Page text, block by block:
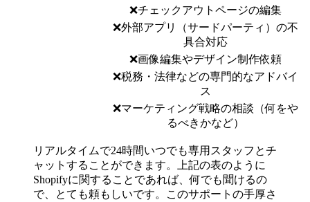
❌チェックアウトページの編集
❌外部アプリ（サードパーティ）の不
具合対応
❌画像編集やデザイン制作依頼
❌税務・法律などの専門的なアドバイ
ス
❌マーケティング戦略の相談（何をや
るべきかなど）
リアルタイムで24時間いつでも専用スタッフとチ
ャットすることができます。上記の表のように
Shopifyに関することであれば、何でも聞けるの
で、とても頼もしいです。このサポートの手厚さ